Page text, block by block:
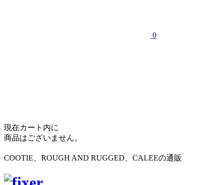
0
現在カート内に
商品はございません。
COOTIE、ROUGH AND RUGGED、CALEEの通販